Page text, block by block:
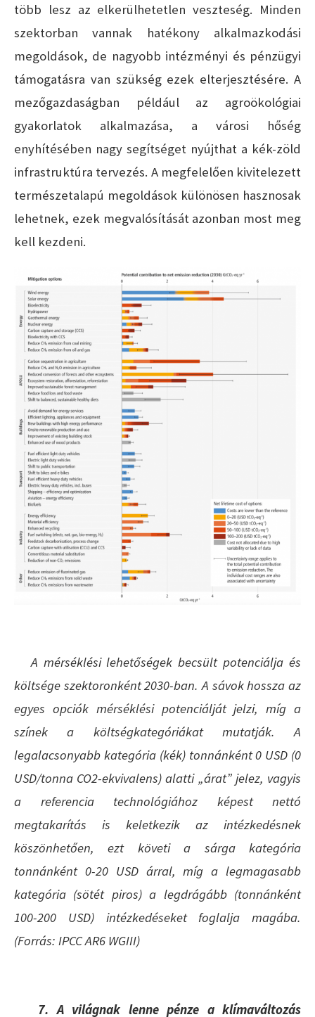
több lesz az elkerülhetetlen veszteség. Minden
szektorban vannak hatékony alkalmazkodási
megoldások, de nagyobb intézményi és pénzügyi
támogatásra van szükség ezek elterjesztésére. A
mezőgazdaságban például az agroökológiai
gyakorlatok alkalmazása, a városi hőség
enyhítésében nagy segítséget nyújthat a kék-zöld
infrastruktúra tervezés. A megfelelően kivitelezett
természetalapú megoldások különösen hasznosak
lehetnek, ezek megvalósítását azonban most meg
kell kezdeni.
A mérséklési lehetőségek becsült potenciálja és
költsége szektoronként 2030-ban. A sávok hossza az
egyes opciók mérséklési potenciálját jelzi, míg a
színek a költségkategóriákat mutatják. A
legalacsonyabb kategória (kék) tonnánként 0 USD (0
USD/tonna CO2-ekvivalens) alatti „árat” jelez, vagyis
a referencia technológiához képest nettó
megtakarítás is keletkezik az intézkedésnek
köszönhetően, ezt követi a sárga kategória
tonnánként 0-20 USD árral, míg a legmagasabb
kategória (sötét piros) a legdrágább (tonnánként
100-200 USD) intézkedéseket foglalja magába.
(Forrás: IPCC AR6 WGIII)
7. A világnak lenne pénze a klímaváltozás